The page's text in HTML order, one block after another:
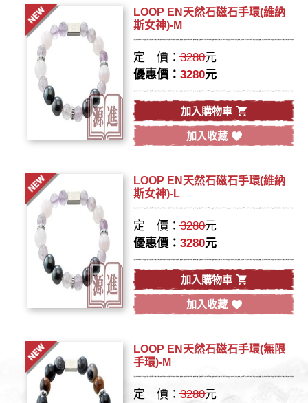
LOOP EN天然石磁石手環(維納
斯女神)-M
定 價：3280元
優惠價： 3280元
加入購物車
加入收藏
LOOP EN天然石磁石手環(維納
斯女神)-L
定 價：3280元
優惠價： 3280元
加入購物車
加入收藏
LOOP EN天然石磁石手環(無限
手環)-M
定 價：3280元